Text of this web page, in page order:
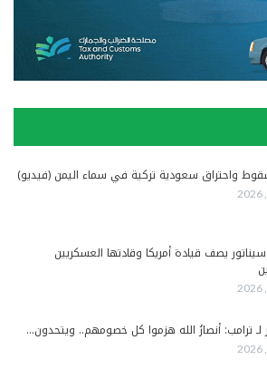
واحتراق سعودية تركية في سماء اليمن (فيديو)
يصف قيادة أمريكا وقادتها العسكريين
ترامب: أنصارُ الله هزموا كل خصومهم.. ويتحدون…